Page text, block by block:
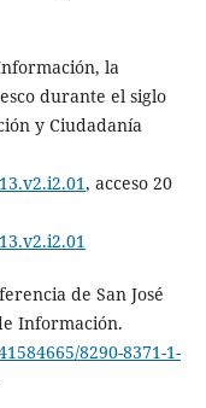
la
durante el siglo
y Ciudadanía
, acceso 20
de San José
Información.
8290-8371-1-